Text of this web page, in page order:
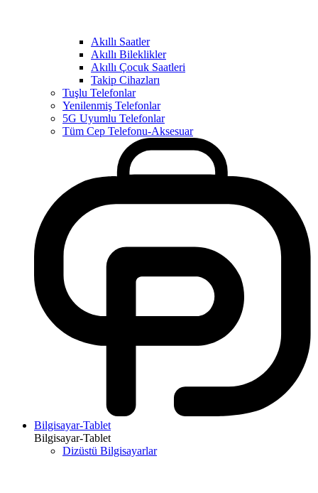
Akıllı Saatler
Akıllı Bileklikler
Akıllı Çocuk Saatleri
Takip Cihazları
Tuşlu Telefonlar
Yenilenmiş Telefonlar
5G Uyumlu Telefonlar
Tüm Cep Telefonu-Aksesuar
Bilgisayar-Tablet
Bilgisayar-Tablet
Dizüstü Bilgisayarlar